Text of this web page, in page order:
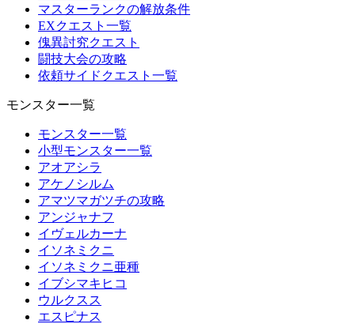
マスターランクの解放条件
EXクエスト一覧
傀異討究クエスト
闘技大会の攻略
依頼サイドクエスト一覧
モンスター一覧
モンスター一覧
小型モンスター一覧
アオアシラ
アケノシルム
アマツマガツチの攻略
アンジャナフ
イヴェルカーナ
イソネミクニ
イソネミクニ亜種
イブシマキヒコ
ウルクスス
エスピナス